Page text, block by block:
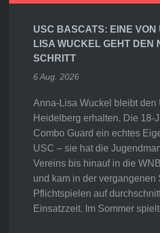
USC BASCATS: EINE VON
LISA WUCKEL GEHT DEN
SCHRITT
6 Aug. 2026
Anna-Lisa Wuckel bleibt den
Heidelberg erhalten. Die 18-
Combo Guard ein echtes
USC – sie hat die
Vereins bis hinauf in die
und kam in der vergangenen
Pflichtspielen auf
Einsatzzeit. Im Sommer